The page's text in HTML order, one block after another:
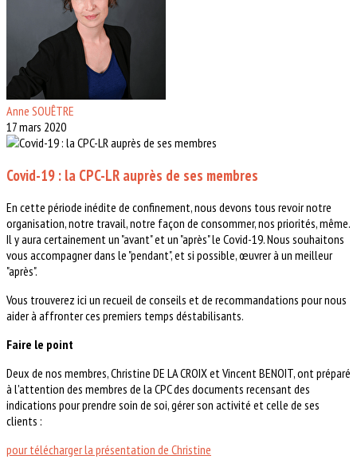
Anne SOUÊTRE
17 mars 2020
Covid-19 : la CPC-LR auprès de ses membres
En cette période inédite de confinement, nous devons tous revoir notre
organisation, notre travail, notre façon de consommer, nos priorités, même.
Il y aura certainement un "avant" et un "après" le Covid-19. Nous souhaitons
vous accompagner dans le "pendant", et si possible, œuvrer à un meilleur
"après".
Vous trouverez ici un recueil de conseils et de recommandations pour nous
aider à affronter ces premiers temps déstabilisants.
Faire le point
Deux de nos membres, Christine DE LA CROIX et Vincent BENOIT, ont préparé
à l'attention des membres de la CPC des documents recensant des
indications pour prendre soin de soi, gérer son activité et celle de ses
clients :
pour télécharger la présentation de Christine